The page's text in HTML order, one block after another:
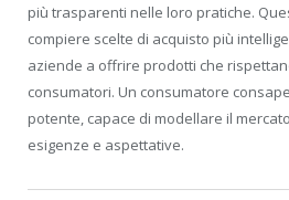
più trasparenti nelle loro pratiche.
compiere scelte di acquisto più
aziende a offrire prodotti che
consumatori. Un consumatore
potente, capace di modellare il
esigenze e aspettative.